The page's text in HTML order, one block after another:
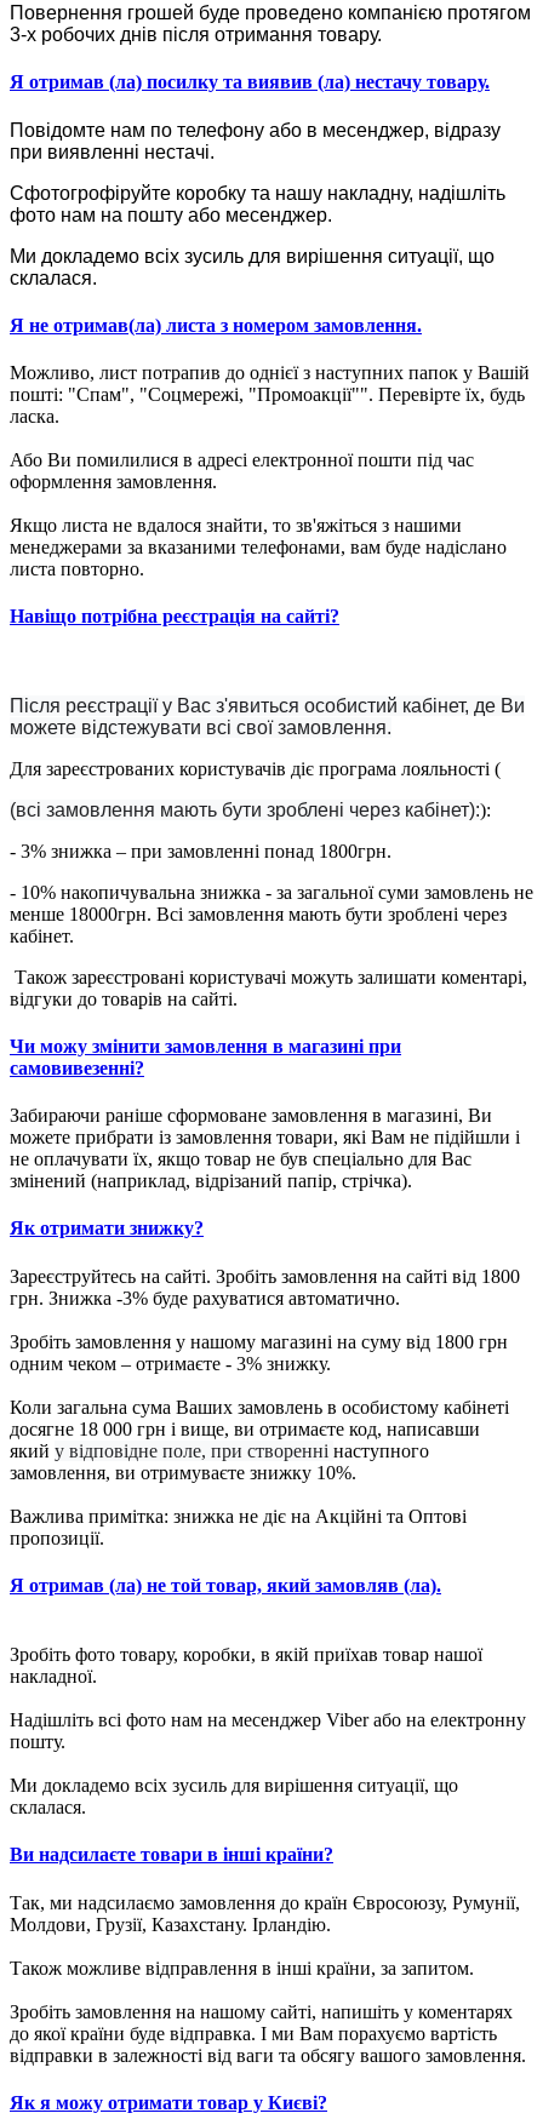
Повернення грошей буде проведено компанією протягом
3-х робочих днів після отримання товару.
Я отримав (ла) посилку та виявив (ла) нестачу товару.
Повідомте нам по телефону або в месенджер, відразу
при виявленні нестачі.
Сфотогрофіруйте коробку та нашу накладну, надішліть
фото нам на пошту або месенджер.
Ми докладемо всіх зусиль для вирішення ситуації, що
склалася.
Я не отримав(ла) листа з номером замовлення.
Можливо, лист потрапив до однієї з наступних папок у Вашій
пошті: "Спам", "Соцмережі, "Промоакції"". Перевірте їх, будь
ласка.
Або Ви помилилися в адресі електронної пошти під час
оформлення замовлення.
Якщо листа не вдалося знайти, то зв'яжіться з нашими
менеджерами за вказаними телефонами, вам буде надіслано
листа повторно.
Навіщо потрібна реєстрація на сайті?
Після реєстрації у Вас з'явиться особистий кабінет, де Ви
можете відстежувати всі свої замовлення.
Для зареєстрованих користувачів діє програма лояльності (
(всі замовлення мають бути зроблені через кабінет):):
- 3% знижка – при замовленні понад 1800грн.
- 10% накопичувальна знижка - за загальної суми замовлень не
менше 18000грн. Всі замовлення мають бути зроблені через
кабінет.
Також зареєстровані користувачі можуть залишати коментарі,
відгуки до товарів на сайті.
Чи можу змінити замовлення в магазині при
самовивезенні?
Забираючи раніше сформоване замовлення в магазині, Ви
можете прибрати із замовлення товари, які Вам не підійшли і
не оплачувати їх, якщо товар не був спеціально для Вас
змінений (наприклад, відрізаний папір, стрічка).
Як отримати знижку?
Зареєструйтесь на сайті. Зробіть замовлення на сайті від 1800
грн. Знижка -3% буде рахуватися автоматично.
Зробіть замовлення у нашому магазині на суму від 1800 грн
одним чеком – отримаєте - 3% знижку.
Коли загальна сума Ваших замовлень в особистому кабінеті
досягне 18 000 грн і вище, ви отримаєте код, написавши
який у відповідне поле, при створенні наступного
замовлення, ви отримуваєте знижку 10%.
Важлива примітка: знижка не діє на Акційні та Оптові
пропозиції.
Я отримав (ла) не той товар, який замовляв (ла).
Зробіть фото товару, коробки, в якій приїхав товар нашої
накладної.
Надішліть всі фото нам на месенджер Viber або на електронну
пошту.
Ми докладемо всіх зусиль для вирішення ситуації, що
склалася.
Ви надсилаєте товари в інші країни?
Так, ми надсилаємо замовлення до країн Євросоюзу, Румунії,
Молдови, Грузії, Казахстану. Ірландію.
Також можливе відправлення в інші країни, за запитом.
Зробіть замовлення на нашому сайті, напишіть у коментарях
до якої країни буде відправка. І ми Вам порахуємо вартість
відправки в залежності від ваги та обсягу вашого замовлення.
Як я можу отримати товар у Києві?